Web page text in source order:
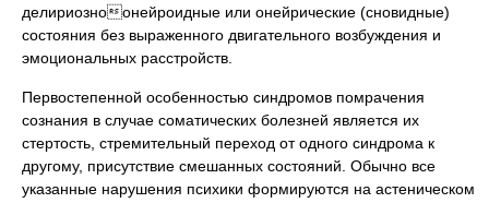
делириозноонейроидные или онейрические (сновидные)
состояния без выраженного двигательного возбуждения и
эмоциональных расстройств.
Первостепенной особенностью синдромов помрачения
сознания в случае соматических болезней является их
стертость, стремительный переход от одного синдрома к
другому, присутствие смешанных состояний. Обычно все
указанные нарушения психики формируются на астеническом